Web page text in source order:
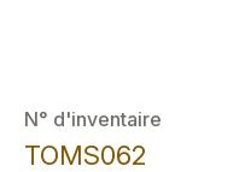
N° d'inventaire
TOMS062